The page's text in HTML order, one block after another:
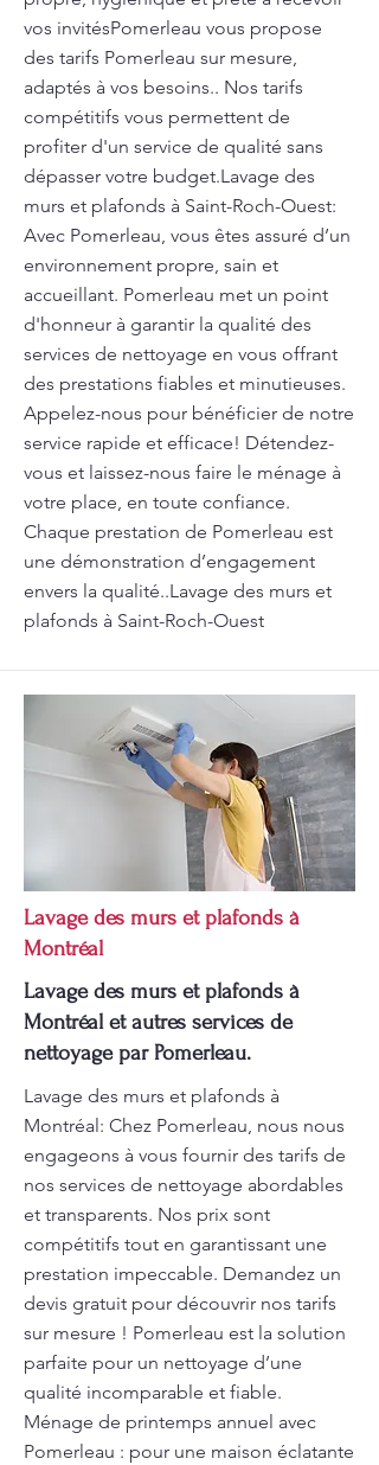
vos invitésPomerleau vous propose
des tarifs Pomerleau sur mesure,
adaptés à vos besoins.. Nos tarifs
compétitifs vous permettent de
profiter d'un service de qualité sans
dépasser votre budget.Lavage des
murs et plafonds à Saint-Roch-Ouest:
Avec Pomerleau, vous êtes assuré d’un
environnement propre, sain et
accueillant. Pomerleau met un point
d'honneur à garantir la qualité des
services de nettoyage en vous offrant
des prestations fiables et minutieuses.
Appelez-nous pour bénéficier de notre
service rapide et efficace! Détendez-
vous et laissez-nous faire le ménage à
votre place, en toute confiance.
Chaque prestation de Pomerleau est
une démonstration d’engagement
envers la qualité..Lavage des murs et
plafonds à Saint-Roch-Ouest
Lavage des murs et plafonds à
Montréal
Lavage des murs et plafonds à
Montréal et autres services de
nettoyage par Pomerleau.
Lavage des murs et plafonds à
Montréal: Chez Pomerleau, nous nous
engageons à vous fournir des tarifs de
nos services de nettoyage abordables
et transparents. Nos prix sont
compétitifs tout en garantissant une
prestation impeccable. Demandez un
devis gratuit pour découvrir nos tarifs
sur mesure ! Pomerleau est la solution
parfaite pour un nettoyage d’une
qualité incomparable et fiable.
Ménage de printemps annuel avec
Pomerleau : pour une maison éclatante